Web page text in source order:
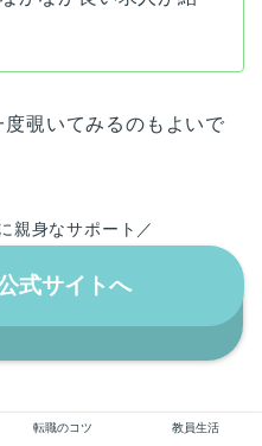
覗いてみるのもよいで
親身なサポート／
式サイトへ
転職のコツ 教員生活